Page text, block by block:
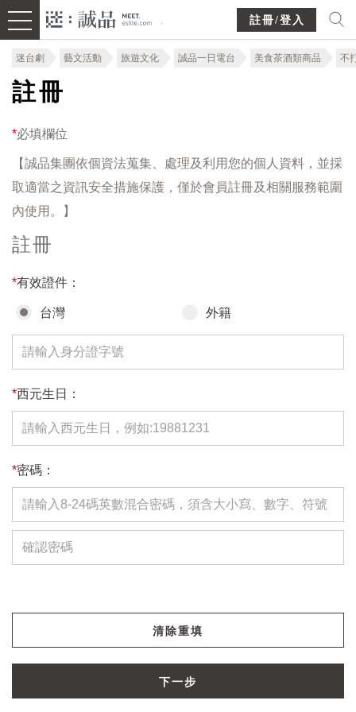
註冊/登入
迷台劇 藝文活動 旅遊文化 誠品一日電台 美食茶酒類商品 不
註冊
*必填欄位
【誠品集團依個資法蒐集、處理及利用您的個人資料，並採
取適當之資訊安全措施保護，僅於會員註冊及相關服務範圍
內使用。】
註冊
*有效證件：
台灣 外籍
*西元生日：
*密碼：